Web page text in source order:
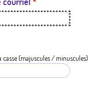
casse (majuscules / minuscules)